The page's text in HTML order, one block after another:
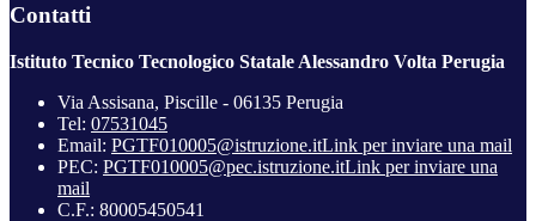
Contatti
Istituto Tecnico Tecnologico Statale Alessandro Volta Perugia
Via Assisana, Piscille - 06135 Perugia
Tel: 07531045
Email: PGTF010005@istruzione.itLink per inviare una mail
PEC: PGTF010005@pec.istruzione.itLink per inviare una
mail
C.F.: 80005450541